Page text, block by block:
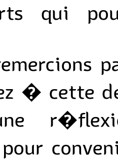
qui
� cette